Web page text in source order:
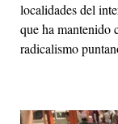
localidades del
que ha mantenido
radicalismo